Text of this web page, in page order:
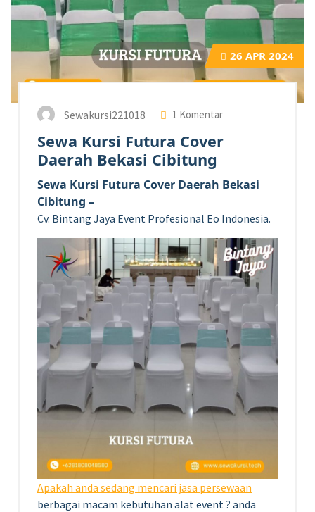
26 APR 2024
Sewakursi221018 1 Komentar
Sewa Kursi Futura Cover
Daerah Bekasi Cibitung
Sewa Kursi Futura Cover Daerah Bekasi
Cibitung –
Cv. Bintang Jaya Event Profesional Eo Indonesia.
Apakah anda sedang mencari jasa persewaan
berbagai macam kebutuhan alat event ? anda